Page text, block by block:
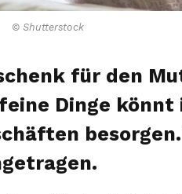
© Shutterstock
für den
Dinge könnt